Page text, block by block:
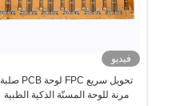
فيديو
تحويل سريع FPC لوحة PCB صلبة
مرنة للوحة المسنّة الذكية الطبية